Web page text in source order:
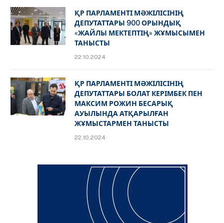
ҚР ПАРЛАМЕНТІ МӘЖІЛІСІНІҢ
ДЕПУТАТТАРЫ 900 ОРЫНДЫҚ
«ЖАЙЛЫ МЕКТЕПТІҢ» ЖҰМЫСЫМЕН
ТАНЫСТЫ
22.10.2024
ҚР ПАРЛАМЕНТІ МӘЖІЛІСІНІҢ
ДЕПУТАТТАРЫ БОЛАТ КЕРІМБЕК ПЕН
МАКСИМ РОЖИН БЕСАРЫҚ
АУЫЛЫНДА АТҚАРЫЛҒАН
ЖҰМЫСТАРМЕН ТАНЫСТЫ
22.10.2024